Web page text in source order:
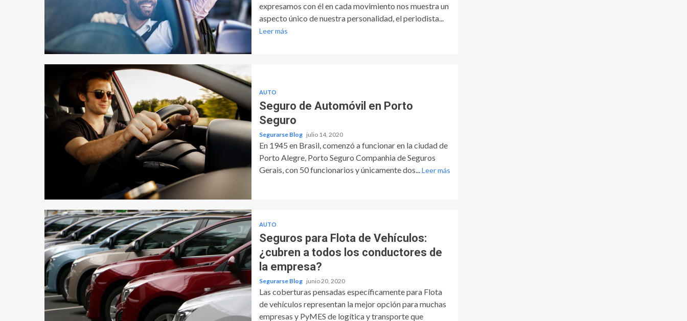
expresamos con él en cada movimiento nos muestra un
aspecto único de nuestra personalidad, el periodista...
Leer más
AUTO
Seguro de Automóvil en Porto
Seguro
Segurarse Blog julio 14, 2020
En 1945 en Brasil, comenzó a funcionar en la ciudad de
Porto Alegre, Porto Seguro Companhia de Seguros
Gerais, con 50 funcionarios y únicamente dos... Leer más
AUTO
Seguros para Flota de Vehículos:
¿cubren a todos los conductores de
la empresa?
Segurarse Blog junio 20, 2020
Las coberturas pensadas específicamente para Flota
de vehículos representan la mejor opción para muchas
empresas y PyMES de logítica y transporte que